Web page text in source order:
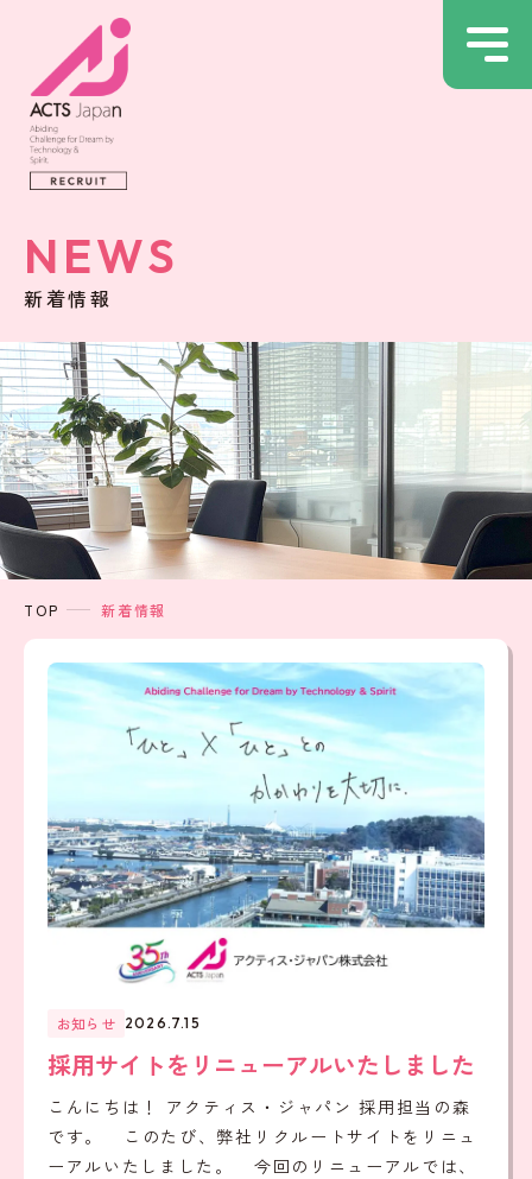
NEWS
新着情報
TOP 新着情報
お知らせ 2026.7.15
採用サイトをリニューアルいたしました
こんにちは！ アクティス・ジャパン 採用担当の森
です。 このたび、弊社リクルートサイトをリニュ
ーアルいたしました。 今回のリニューアルでは、